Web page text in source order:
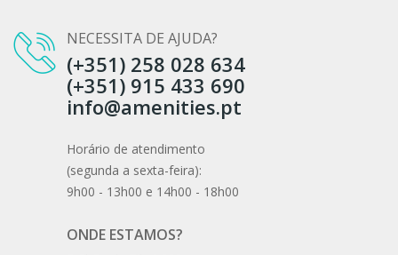
NECESSITA DE AJUDA?
(+351) 258 028 634
(+351) 915 433 690
info@amenities.pt
Horário de atendimento
(segunda a sexta-feira):
9h00 - 13h00 e 14h00 - 18h00
ONDE ESTAMOS?